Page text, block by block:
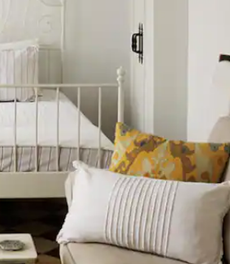
pijltjestoetsen omhoog en omlaag, óf